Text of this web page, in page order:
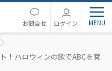
お問合せ ログイン
！ハロウィンの歌でABCを覚